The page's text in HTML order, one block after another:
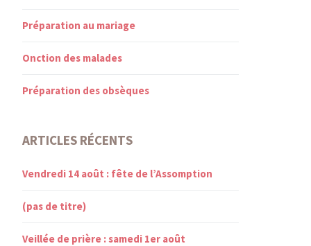
Préparation au mariage
Onction des malades
Préparation des obsèques
ARTICLES RÉCENTS
Vendredi 14 août : fête de l’Assomption
(pas de titre)
Veillée de prière : samedi 1er août